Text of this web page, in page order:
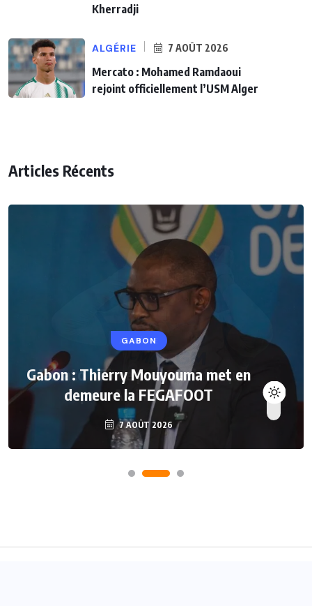
Kherradji
ALGÉRIE 7 AOÛT 2026
Mercato : Mohamed Ramdaoui
rejoint officiellement l’USM Alger
Articles Récents
GABON
Gabon : Thierry Mouyouma met en
demeure la FEGAFOOT
7 AOÛT 2026